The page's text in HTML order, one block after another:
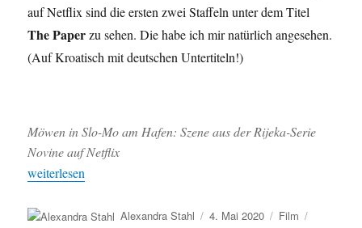
auf Netflix sind die ersten zwei Staffeln unter dem Titel
The Paperzu sehen. Die habe ich mir natürlich angesehen.
(Auf Kroatisch mit deutschen Untertiteln!)
Möwen in Slo-Mo am Hafen: Szene aus der Rijeka-Serie
Novine auf Netflix
„Möwen in Slow-Motion und betrunkene Journalisten: Die
weiterlesen
Autor
Alexandra Stahl
Veröffentlicht
4. Mai 2020 Kategorien
Film